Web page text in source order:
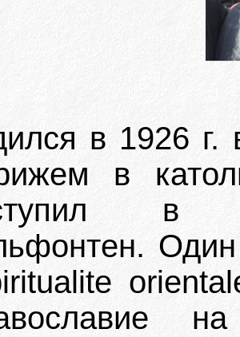
в 1926
в
в
Один